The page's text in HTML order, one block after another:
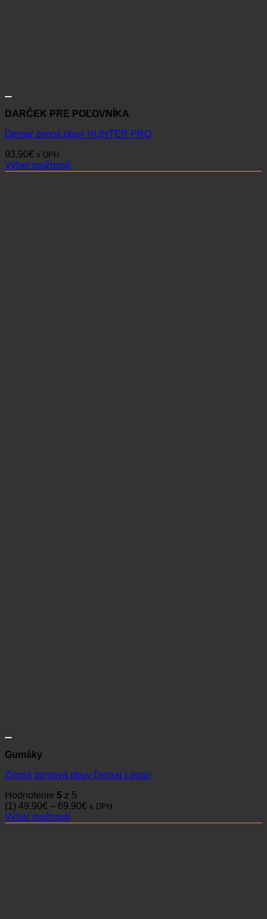
DARČEK PRE POĽOVNÍKA
Demar zimná obuv HUNTER PRO
93,90€ s DPH
Výber možností
Tento
Gumáky
Zimná gumová obuv Demar Logan
Hodnotenie 5 z 5
(1) 49,90€ – 69,90€ Price
49,90€
s DPH
Výber možností
Tento